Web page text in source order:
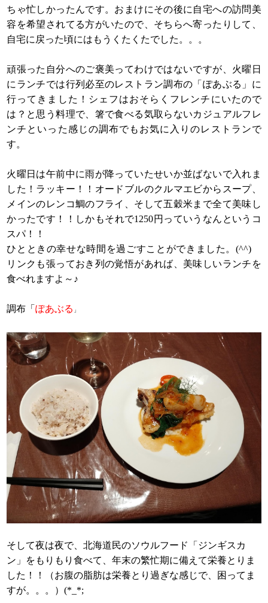
ちゃ忙しかったんです。おまけにその後に自宅への訪問美
容を希望されてる方がいたので、そちらへ寄ったりして、
自宅に戻った頃にはもうくたくたでした。。。
頑張った自分へのご褒美ってわけではないですが、火曜日
にランチでは行列必至のレストラン調布の「ぽあぶる」に
行ってきました！シェフはおそらくフレンチにいたので
は？と思う料理で、箸で食べる気取らないカジュアルフレ
ンチといった感じの調布でも お気に入りのレストランで
す。
火曜日は午前中に雨が降っていたせいか並ばないで入れま
した！ラッキー！！オードブルのクルマエビからスープ、
メインのレンコ鯛のフライ、そして五穀米まで全て美味し
かったです！！しかもそれで1250円っていうなんというコ
スパ！！
ひとときの幸せな時間を過ごすことができました。(^^)
リンクも張っておき列の覚悟があれば、美味しいランチを
食べれますよ～♪
調布「ぽあぶる 」
そして夜は夜で、北海道民のソウルフード「ジンギスカ
ン」をもりもり食べて、年末の繁忙期に備えて栄養とりま
した！！（お腹の脂肪は栄養とり過ぎな感じで、困ってま
すが。。。）(*_*;